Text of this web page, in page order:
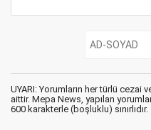
UYARI: Yorumların her türlü
aittir. Mepa News, yapılan
600 karakterle (boşluklu) sınırlıdır.